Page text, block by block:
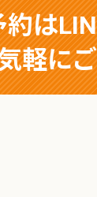
約は
軽に